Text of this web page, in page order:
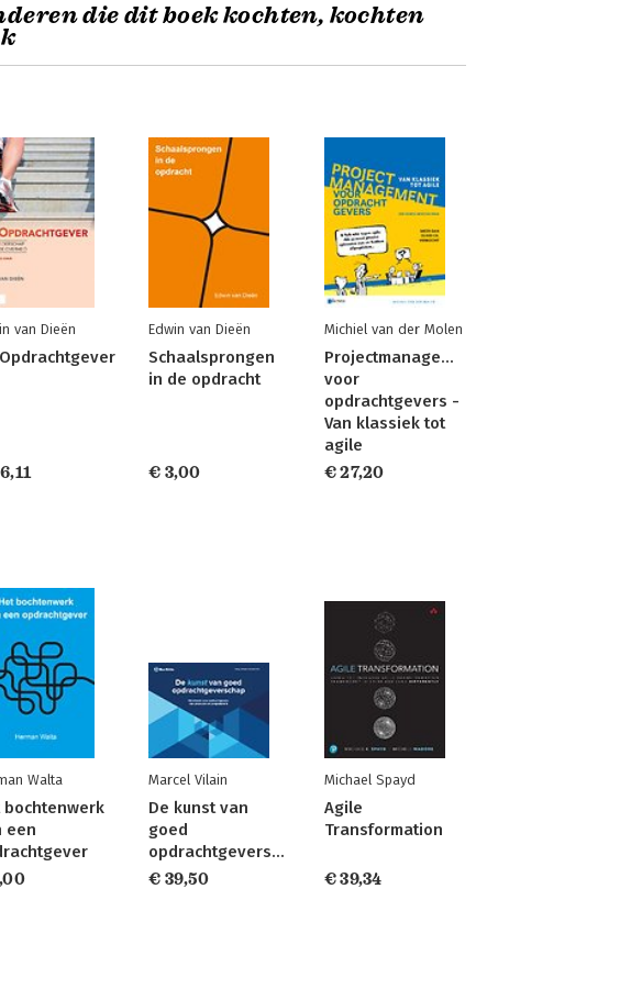
die dit boek kochten, kochten
van Dieën Edwin van Dieën
Schaalsprongen
in de opdracht
€ 3,00
Michiel van der Molen
Projectmanagement
voor
opdrachtgevers -
Van klassiek tot
agile
€ 27,20
Walta
bochtenwerk
een
Marcel Vilain
De kunst van
goed
opdrachtgeverschap
€ 39,50
Michael Spayd
Agile
Transformation
€ 39,34